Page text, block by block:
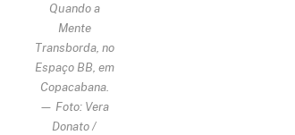
Quando a
Mente
Transborda, no
Espaço BB, em
Copacabana.
— Foto: Vera
Donato /